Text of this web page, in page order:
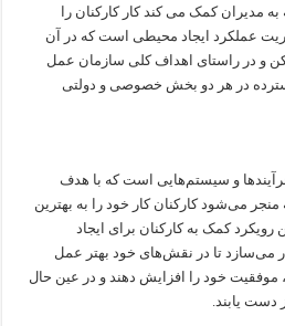
مدیران کمک می کند کار کارکنان را
عملکرد ایجاد محیطی است که در آن
و در راستای اهداف کلی سازمان عمل
در هر دو بخش خصوصی و دولتی
و سیستم‌هایی است که با هدف
می‌شود کارکنان کار خود را به بهترین
کمک به کارکنان برای ایجاد
می‌سازد تا در نقش‌های خود بهتر عمل
موفقیت خود را افزایش دهند و در عین حال
دست یابند.